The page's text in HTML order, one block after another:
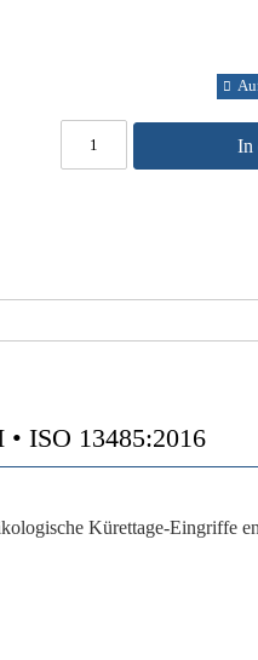
In
ISO 13485:2016
Kürettage-Eingriffe